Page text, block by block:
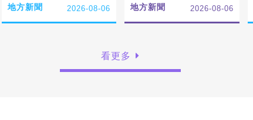
地方新聞 2026-08-06 地方新聞 2026-08-06
看更多